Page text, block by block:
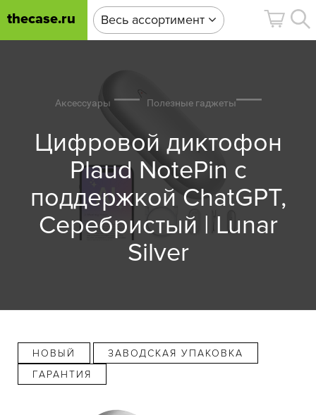
thecase.ru Весь ассортимент
Аксессуары Полезные гаджеты
Цифровой диктофон
Plaud NotePin с
поддержкой ChatGPT,
Серебристый | Lunar
Silver
НОВЫЙ
ЗАВОДСКАЯ УПАКОВКА
ГАРАНТИЯ